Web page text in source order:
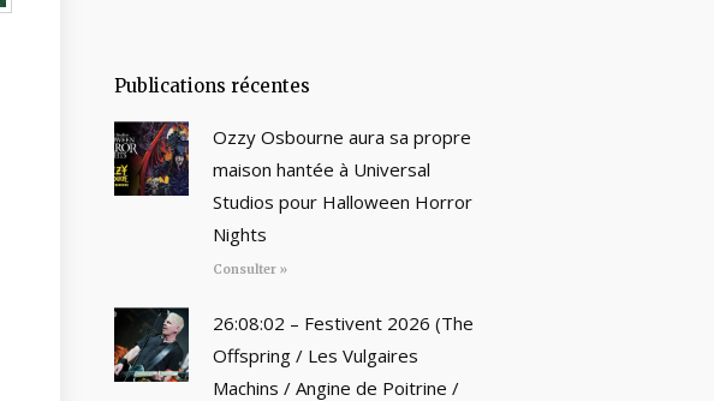
Publications récentes
Ozzy Osbourne aura sa propre
maison hantée à Universal
Studios pour Halloween Horror
Nights
Consulter »
26:08:02 – Festivent 2026 (The
Offspring / Les Vulgaires
Machins / Angine de Poitrine /